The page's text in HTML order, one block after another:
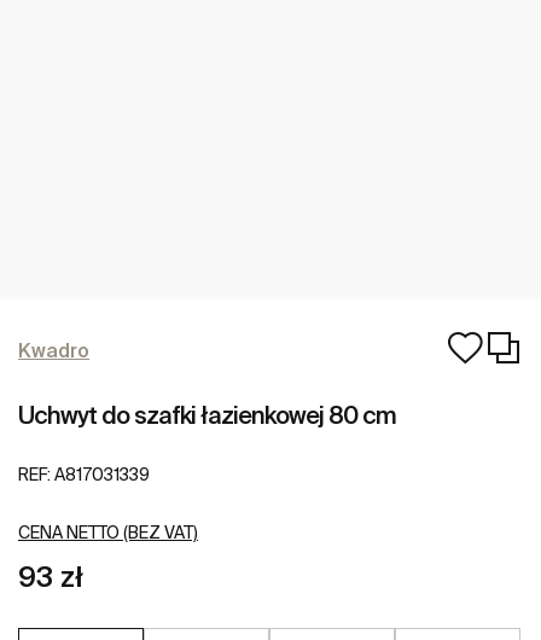
Kwadro
Uchwyt do szafki łazienkowej 80 cm
REF: A817031339
CENA NETTO (BEZ VAT)
93 zł